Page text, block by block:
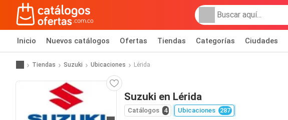
Inicio Nuevos catálogos Ofertas Tiendas Categorías Ciudades
Tiendas Suzuki Ubicaciones Lérida
Suzuki en Lérida
Catálogos 4 Ubicaciones 287